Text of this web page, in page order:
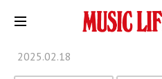
2025.02.18